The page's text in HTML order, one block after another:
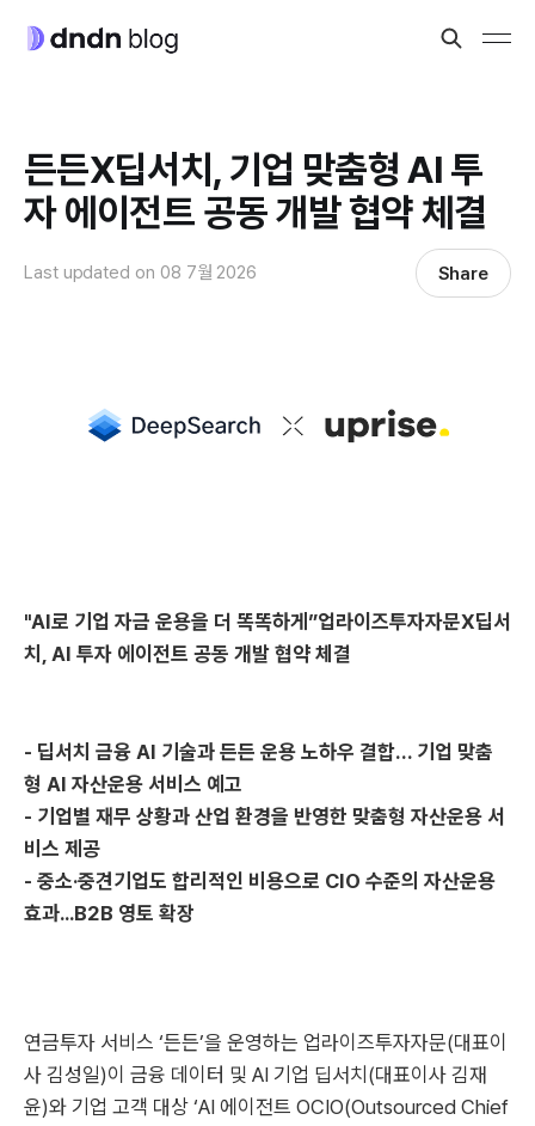
든든X딥서치, 기업 맞춤형 AI 투
자 에이전트 공동 개발 협약 체결
Last updated on 08 7월 2026 Share
"AI로 기업 자금 운용을 더 똑똑하게”업라이즈투자자문X딥서
치, AI 투자 에이전트 공동 개발 협약 체결
- 딥서치 금융 AI 기술과 든든 운용 노하우 결합… 기업 맞춤
형 AI 자산운용 서비스 예고
- 기업별 재무 상황과 산업 환경을 반영한 맞춤형 자산운용 서
비스 제공
- 중소·중견기업도 합리적인 비용으로 CIO 수준의 자산운용
효과...B2B 영토 확장
연금투자 서비스 ‘든든’을 운영하는 업라이즈투자자문(대표이
사 김성일)이 금융 데이터 및 AI 기업 딥서치(대표이사 김재
윤)와 기업 고객 대상 ‘AI 에이전트 OCIO(Outsourced Chief